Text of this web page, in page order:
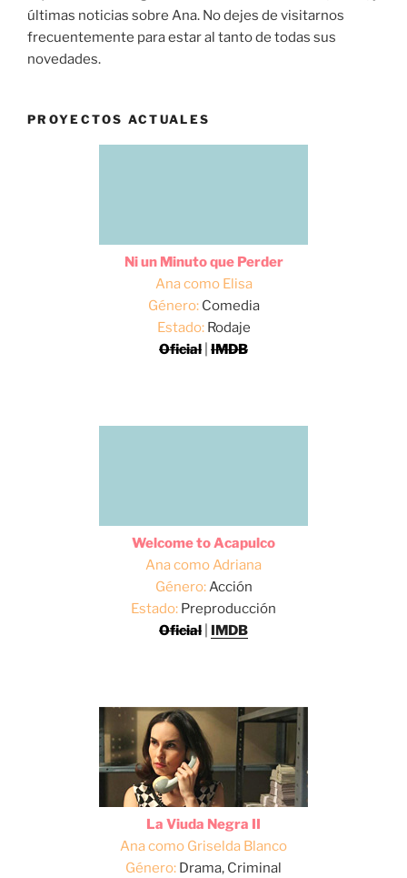
últimas noticias sobre Ana. No dejes de visitarnos
frecuentemente para estar al tanto de todas sus
novedades.
PROYECTOS ACTUALES
Ni un Minuto que Perder
Ana como Elisa
Género:Comedia
Estado:Rodaje
Oficial IMDB
Welcome to Acapulco
Ana como Adriana
Género:Acción
Estado: Preproducción
Oficial
IMDB
La Viuda Negra II
Ana como Griselda Blanco
Género: Drama, Criminal